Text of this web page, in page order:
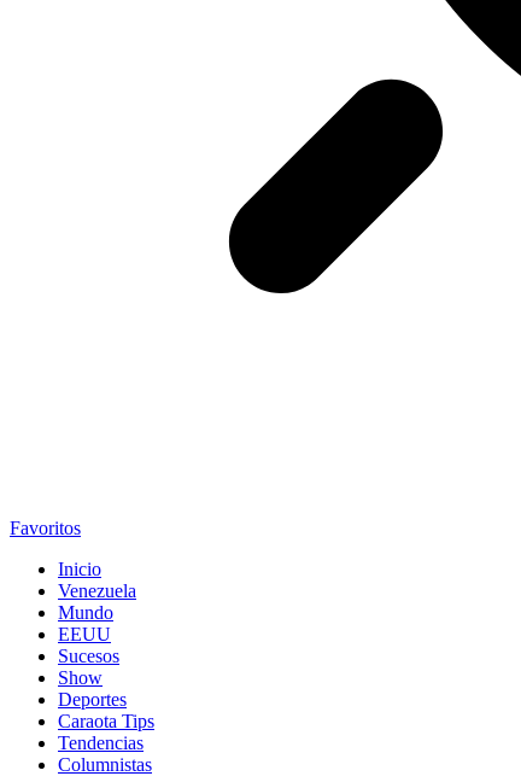
Favoritos
Inicio
Venezuela
Mundo
EEUU
Sucesos
Show
Deportes
Caraota Tips
Tendencias
Columnistas